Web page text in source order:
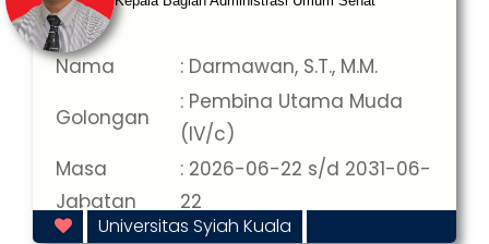
Nama
: Darmawan, S.T., M.M.
Golongan
: Pembina Utama Muda
(IV/c)
Masa
Jabatan
: 2026-06-22 s/d 2031-06-
22
Universitas Syiah Kuala